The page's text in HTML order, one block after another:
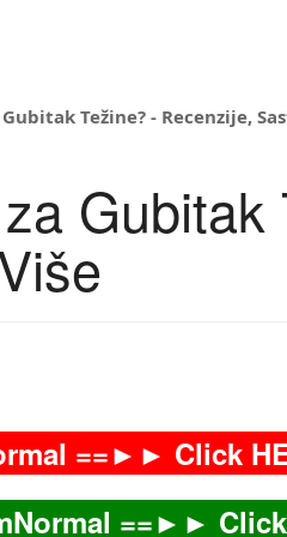
Težine? - Recenzije,
Gubitak
==►► Click
==►►